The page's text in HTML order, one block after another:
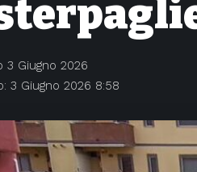
3 Giugno 2026 8:58
3 Giugno 2026